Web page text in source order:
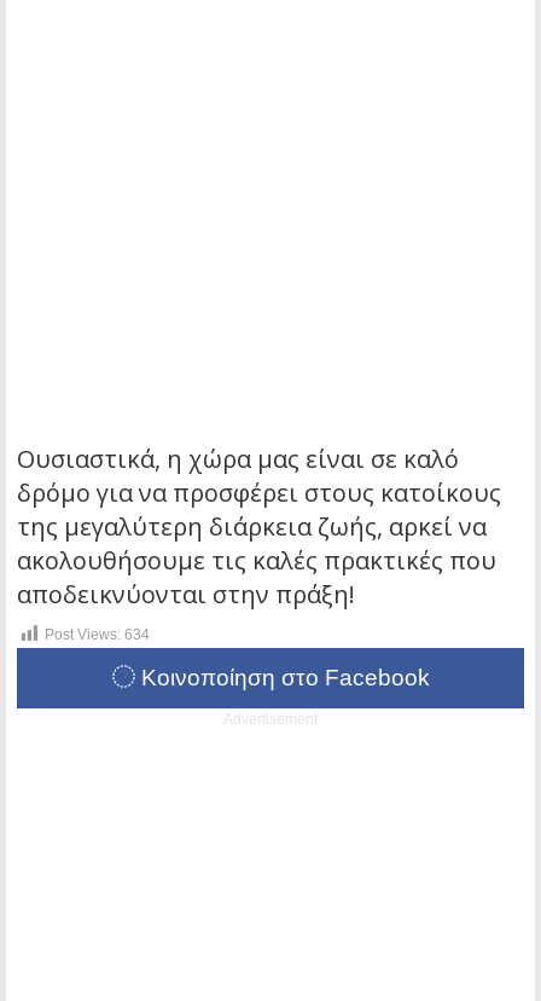
Ουσιαστικά, η χώρα μας είναι σε καλό
δρόμο για να προσφέρει στους κατοίκους
της μεγαλύτερη διάρκεια ζωής, αρκεί να
ακολουθήσουμε τις καλές πρακτικές που
αποδεικνύονται στην πράξη!
Post Views: 634
Κοινοποίηση στο Facebook
Advertisement